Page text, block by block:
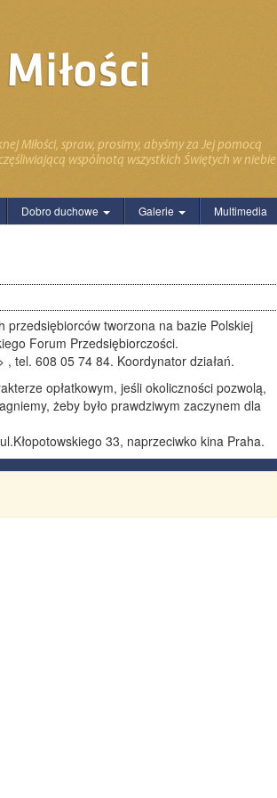
Miłości, spraw, prosimy, abyśmy za Jej pomocą
wspólnotą wszystkich Świętych w niebie
Dobro duchowe Galerie Multimedia
przedsiębiorców tworzona na bazie Polskiej
Forum Przedsiębiorczości.
, tel. 608 05 74 84. Koordynator działań.
opłatkowym, jeśli okoliczności pozwolą,
żeby było prawdziwym zaczynem dla
33, naprzeciwko kina Praha.